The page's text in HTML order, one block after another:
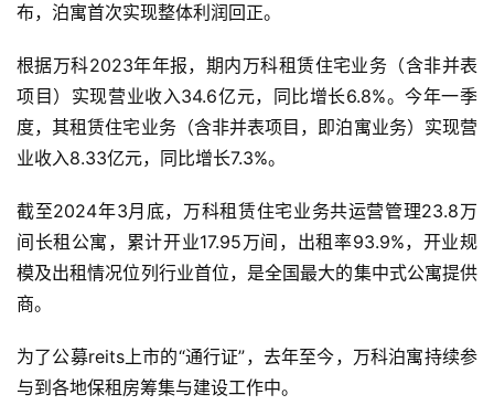
布，泊寓首次实现整体利润回正。
根据万科2023年年报，期内万科租赁住宅业务（含非并表
项目）实现营业收入34.6亿元，同比增长6.8%。今年一季
度，其租赁住宅业务（含非并表项目，即泊寓业务）实现营
业收入8.33亿元，同比增长7.3%。
截至2024年3月底，万科租赁住宅业务共运营管理23.8万
间长租公寓，累计开业17.95万间，出租率93.9%，开业规
模及出租情况位列行业首位，是全国最大的集中式公寓提供
商。
为了公募reits上市的“通行证”，去年至今，万科泊寓持续参
与到各地保租房筹集与建设工作中。